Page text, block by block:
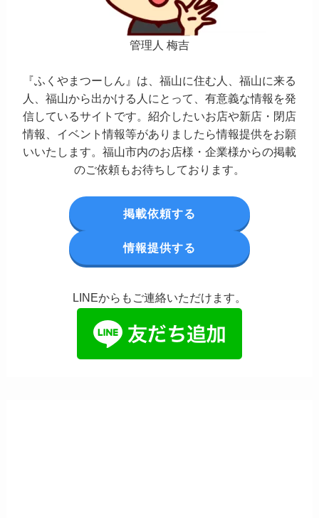
管理人 梅吉
『ふくやまつーしん』は、福山に住む人、福山に来る
人、福山から出かける人にとって、有意義な情報を発
信しているサイトです。紹介したいお店や新店・閉店
情報、イベント情報等がありましたら情報提供をお願
いいたします。福山市内のお店様・企業様からの掲載
のご依頼もお待ちしております。
掲載依頼する
情報提供する
LINEからもご連絡いただけます。